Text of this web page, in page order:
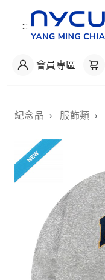
:::
會員專區
紀念品 › 服飾類 ›